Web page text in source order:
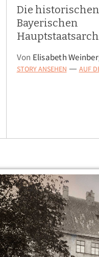
Die
Bayerischen
Von Elisabeth
STORY ANSEHEN — AUF